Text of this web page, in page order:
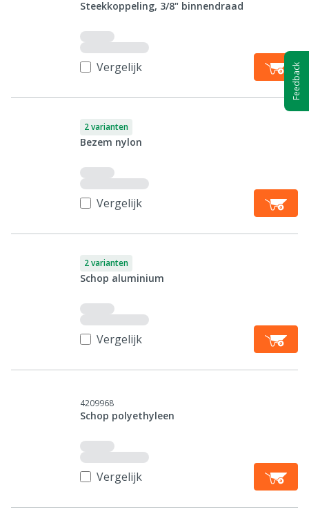
Steekkoppeling, 3/8" binnendraad
Vergelijk
2 varianten
Bezem nylon
Vergelijk
2 varianten
Schop aluminium
Vergelijk
4209968
Schop polyethyleen
Vergelijk
Feedback